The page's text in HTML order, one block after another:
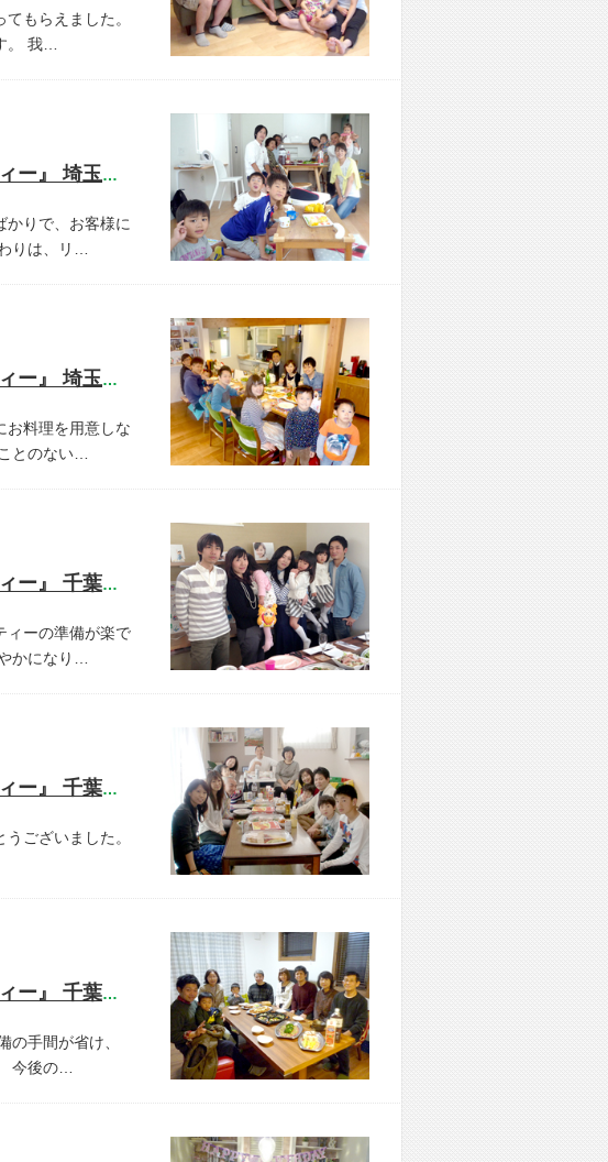
もらえました。
我…
開催しました! 『新築お披露目パーティー』 埼玉県さいたま市 O様宅
かりで、お客様に
りは、リ…
開催しました! 『新築お披露目パーティー』 埼玉県さいたま市 O様宅
お料理を用意しな
とのない…
開催しました! 『新築お披露目パーティー』 千葉県船橋市 A様宅
ィーの準備が楽で
かになり…
開催しました! 『新築お披露目パーティー』 千葉県松戸市 Z様宅
ございました。
開催しました! 『新築お披露目パーティー』 千葉県柏市 T様宅
の手間が省け、
今後の…